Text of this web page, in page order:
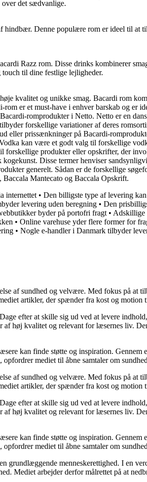
det sædvanlige.
hindbær. Denne populære rom er ideel til
Razz rom. Disse drinks kombinerer
til dine festlige lejligheder.
kvalitet og unikke smag. Bacardi rom
er et must-have i enhver barskab og er
romprodukter i Netto. Netto er en
forskellige variationer af deres
eller prissænkninger på Bacardi-
kan være et godt valg til forskellige
produkter eller opskrifter, der
Disse termer henviser
generelt. Sådan er de forskellige
Mantecato og Baccala Opskrift.
internettet • Den billigste type af levering
levering uden beregning • Den
byder på portofri fragt • Adskillige
• Online varehuse yder flere former for
• Nogle e-handler i Danmark tilbyder
af sundhed og velvære. Med fokus på
artikler, der spænder fra kost og
efter at skille sig ud ved at levere
af høj kvalitet og relevant for læsernes liv.
kan finde støtte og inspiration.
mediet til åbne samtaler om
af sundhed og velvære. Med fokus på
artikler, der spænder fra kost og
efter at skille sig ud ved at levere
af høj kvalitet og relevant for læsernes liv.
kan finde støtte og inspiration.
mediet til åbne samtaler om
grundlæggende menneskerettighed. I en
Mediet arbejder derfor målrettet på at